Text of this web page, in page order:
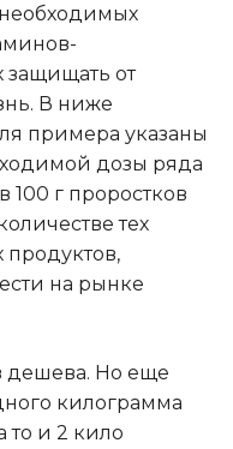
защищать от
В ниже
примера указаны
дозы ряда
г проростков
тех
на рынке
дешева. Но еще
килограмма
то и 2 кило